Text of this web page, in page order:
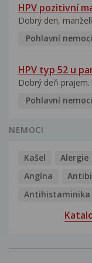
HPV pozitivní
Dobrý den,
Pohlavní nemoci
HPV typ 52 u
Dobrý deň prajem.
Pohlavní nemoci
NEMOCI
Kašel Alergie
Angína
Antihistaminika